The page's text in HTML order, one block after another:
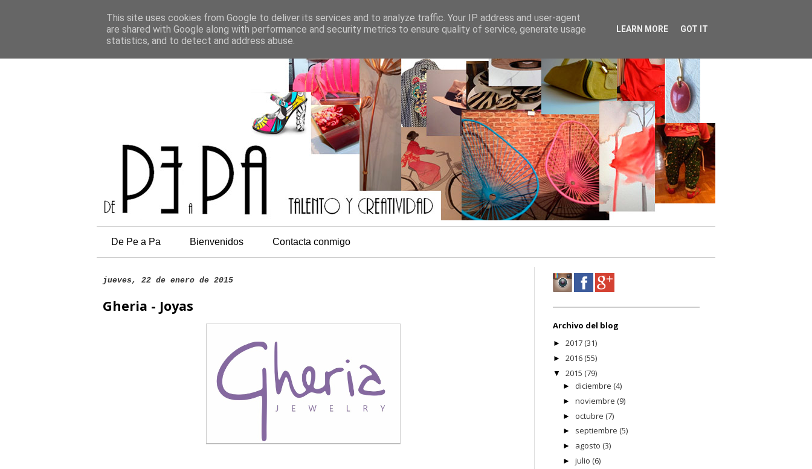
De Pe a Pa Bienvenidos Contacta conmigo
jueves, 22 de enero de 2015
Gheria - Joyas
Archivo del blog
► 2017(31)
► 2016(55)
▼ 2015 (79)
► diciembre (4)
► noviembre (9)
► octubre (7)
► septiembre (5)
► agosto (3)
► julio (6)
This site uses cookies from Google to deliver its services and to analyze traffic. Your IP address and user-agent
are shared with Google along with performance and security metrics to ensure quality of service, generate usage
statistics, and to detect and address abuse.
LEARN MORE GOT IT